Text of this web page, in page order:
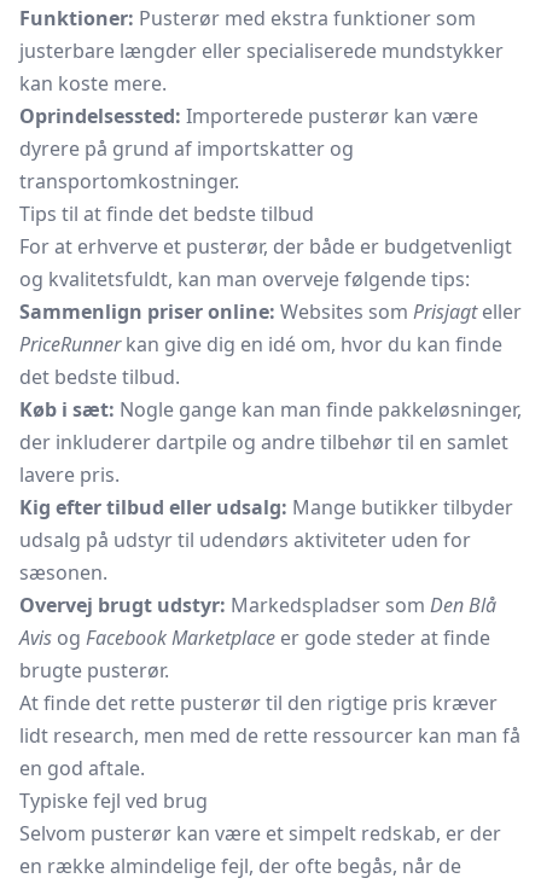
Funktioner: Pusterør med ekstra funktioner som
justerbare længder eller specialiserede mundstykker
kan koste mere.
Oprindelsessted: Importerede pusterør kan være
dyrere på grund af importskatter og
transportomkostninger.
Tips til at finde det bedste tilbud
For at erhverve et pusterør, der både er budgetvenligt
og kvalitetsfuldt, kan man overveje følgende tips:
Sammenlign priser online: Websites som Prisjagteller
PriceRunnerkan give dig en idé om, hvor du kan finde
det bedste tilbud.
Køb i sæt: Nogle gange kan man finde pakkeløsninger,
der inkluderer dartpile og andre tilbehør til en samlet
lavere pris.
Kig efter tilbud eller udsalg: Mange butikker tilbyder
udsalg på udstyr til udendørs aktiviteter uden for
sæsonen.
Overvej brugt udstyr: Markedspladser som Den Blå
Avis og Facebook Marketplace er gode steder at finde
brugte pusterør.
At finde det rette pusterør til den rigtige pris kræver
lidt research, men med de rette ressourcer kan man få
en god aftale.
Typiske fejl ved brug
Selvom pusterør kan være et simpelt redskab, er der
en række almindelige fejl, der ofte begås, når de